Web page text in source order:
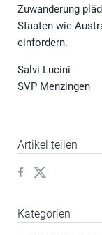
Zuwanderung
Staaten wie
einfordern.
Salvi Lucini
SVP Menzingen
Artikel teilen
Kategorien